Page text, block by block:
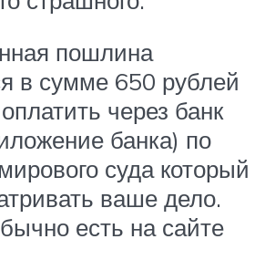
пошлина
в сумме 650 рублей
через банк
банка) по
суда который
ваше дело.
есть на сайте